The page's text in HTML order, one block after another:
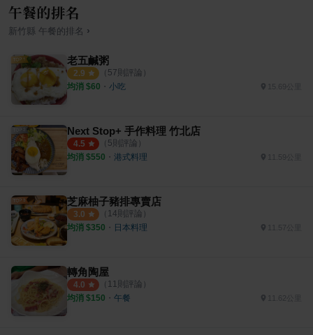
午餐的排名
新竹縣 午餐的排名 ›
老五鹹粥
2.9 （ 57則評論）
均消 $60 ・ 小吃 15.69公里
Next Stop+ 手作料理 竹北店
4.5 （ 5則評論）
均消 $550 ・ 港式料理 11.59公里
芝麻柚子豬排專賣店
3.0 （ 14則評論）
均消 $350 ・ 日本料理 11.57公里
轉角陶屋
4.0 （ 11 則評論）
均消 $150 ・ 午餐